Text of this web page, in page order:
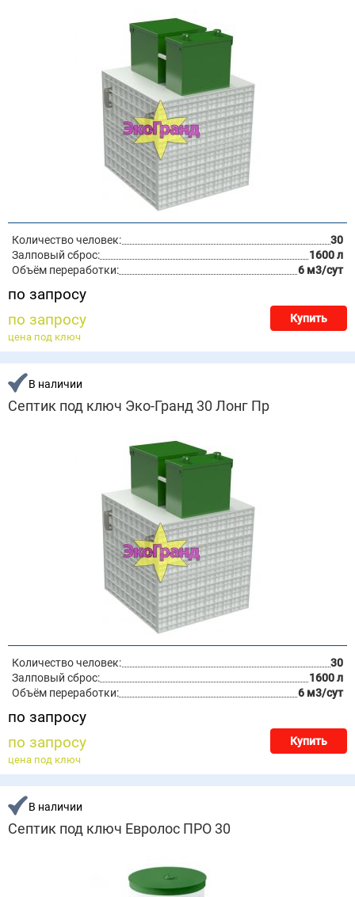
Количество человек:
30
Залповый сброс:
1600 л
Объём переработки:
6 м3/сут
по запросу
по запросу
Купить
цена под ключ
В наличии
Септик под ключ Эко-Гранд 30 Лонг Пр
Количество человек:
30
Залповый сброс:
1600 л
Объём переработки:
6 м3/сут
по запросу
по запросу
Купить
цена под ключ
В наличии
Септик под ключ Евролос ПРО 30